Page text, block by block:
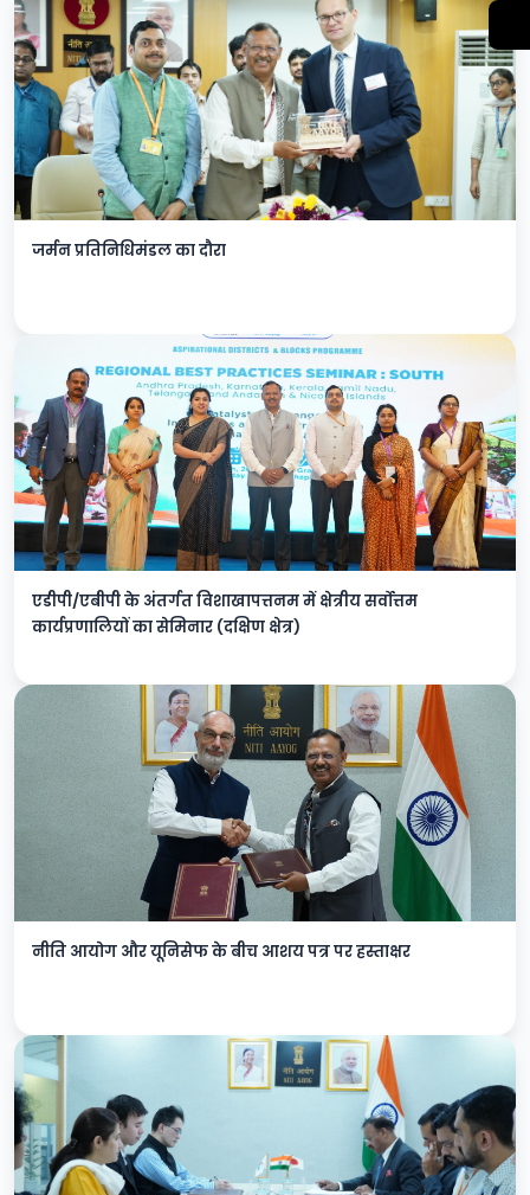
जर्मन प्रतिनिधिमंडल का दौरा
एडीपी/एबीपी के अंतर्गत विशाखापत्तनम में क्षेत्रीय सर्वोत्तम
कार्यप्रणालियों का सेमिनार (दक्षिण क्षेत्र)
नीति आयोग और यूनिसेफ के बीच आशय पत्र पर हस्ताक्षर